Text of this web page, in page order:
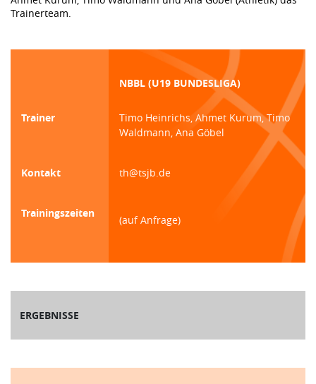
Trainerteam.
NBBL (U19 BUNDESLIGA)
Trainer
Timo Heinrichs, Ahmet Kurum, Timo
Waldmann, Ana Göbel
Kontakt th@tsjb.de
Trainingszeiten
(auf Anfrage)
ERGEBNISSE